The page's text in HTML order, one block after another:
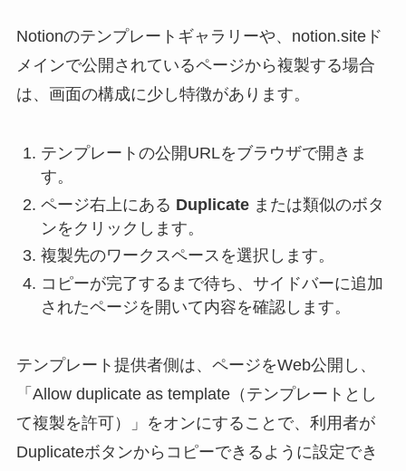
Notionのテンプレートギャラリーや、notion.siteド
メインで公開されているページから複製する場合
は、画面の構成に少し特徴があります。
テンプレートの公開URLをブラウザで開きま
す。
ページ右上にある Duplicateまたは類似のボタ
ンをクリックします。
複製先のワークスペースを選択します。
コピーが完了するまで待ち、サイドバーに追加
されたページを開いて内容を確認します。
テンプレート提供者側は、ページをWeb公開し、
「Allow duplicate as template（テンプレートとし
て複製を許可）」をオンにすることで、利用者が
Duplicateボタンからコピーできるように設定でき